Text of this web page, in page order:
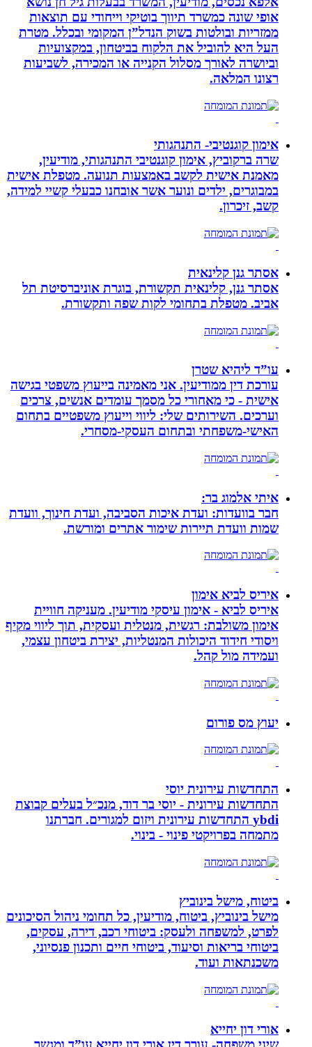
אופי שונה כמשרד תיווך בוטיקי וייחודי עם תוצאות
ממזריות ובולטות בשוק הנדל”ן המקומי ובכלל. מטרת
העל היא להוביל את הלקוח בביטחון, במקצועיות
וביושרה לאורך מסלול הקנייה או המכירה, לשביעות
רצונו המלאה.
אימון קוגנטיבי- התנהגותי
שרה ברקוביץ, אימון קוגנטיבי התנהגותי, מודיעין,
מאמנת אישית לקשב באמצעות תנועה. מטפלת אישית
במבוגרים, ילדים ונוער אשר אובחנו כבעלי קשיי למידה,
קשב, זיכרון.
אסתר גנן קלינאית
אסתר גנן, קלינאית תקשורת, בוגרת אוניברסיטת תל
אביב. מטפלת בתחומי לקות שפה ותקשורת.
עו”ד ליהיא שטרן
עורכת דין ממודיעין. אני מאמינה בייעוץ משפטי בגישה
אישית - כי מאחורי כל מסמך עומדים אנשים, צרכים
וערכים. השירותים שלי: ליווי וייעוץ משפטיים בתחום
האישי-משפחתי ובתחום העסקי-מסחרי.
איתי אלמוג בר:
חבר בוועדות: ועדת איכות הסביבה, ועדת חינוך, וועדת
שמות וועדת תיירות שימור אתרים ומורשת.
איריס לביא אימון
איריס לביא - אימון עיסקי מודיעין. מעניקה חוויית
אימון משולבת: רגשית, מנטלית ועסקית, תוך ליווי מקיף
ויסודי חידוד היכולות המנטליות, יצירת ביטחון עצמי,
ועמידה מול קהל.
יעוץ מס פורום
התחדשות עירונית יוסי
התחדשות עירונית - יוסי בר דוד, מנכ״ל בעלים קבוצת
ybdi התחדשות עירונית ויזום למגורים. חברתנו
מתמחה בפרויקטי פינוי - בינוי.
ביטוח, מישל בינוביץ
מישל בינוביץ, ביטוח, מודיעין, כל תחומי ניהול הסיכונים
לפרט, למשפחה ולעסק: ביטוחי רכב, דירה, עסקים,
ביטוחי בריאות וסיעוד, ביטוחי חיים ותכנון פנסיוני,
משכנתאות ועוד.
אורי דון יחייא